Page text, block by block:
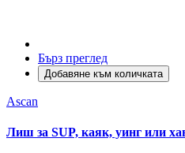
Бърз преглед
Добавяне към количката
Ascan
Лиш за SUP, каяк, уинг или